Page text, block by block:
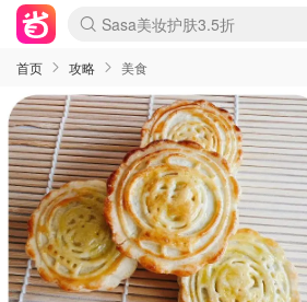
lululemon折扣上新
Sasa美妆护肤3.5折
SSENSE年中2.5折
FreshBeauty好价汇总
Cettire降价+叠9折
WWS Coles超市实拍
viagogo二手票捡漏
Myer超级周末
The Outnet奢牌1折起
David Jones 3折起
Flannels大牌1折
Perfumes Club护肤1折
AMIRO面罩$251
Amazon折扣汇总
eToro入金$200送$50
Amazon数码好物
ICONIC本周7.5折
ThedoubleF高奢地板价
Moose Knuckles 6折
EUFY摄像头$98
Selenichast首饰2折
Trip机票酒店促销
YSL送5件彩妆礼
Amazon家居好物
Amazon美妆护肤
雅漾大喷$8
过敏原检测盒$33
科颜氏高保湿面霜$29
SEALIFE海洋馆门票6折
丝塔芙大白罐$16
订阅Newsletter送香薰
Cult Beauty 6.8折
Harrods圣诞日历$525
LN-CC奢牌私促3折
d'Alba空姐喷雾$16
EVE LOM套装£56
Bernardelli独家4折
Adore Beauty 6折起
CT圣诞日历
Mytheresa奢品2.7折
Luxury Escapes 9折
Currentbody美容仪$881
MOON Garden Live
Roborock扫地机$649
Tingo Life水杯$24
Valentino官网5折
CR洗护套装$23
修丽可4件套$159
Myer彩妆2件7折
GANNI官网4.5折
Stylevana韩妆4折
Tessabit高奢8.5折
OGX洗发水$11
Amazon阿德莱德次日达
卡诗8.5折+赠礼
Philips Hue灯具8折
首页 攻略 美食